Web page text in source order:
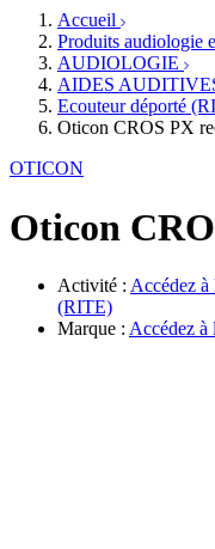
Écoles
Fournisseurs
Associations
Services ORL
Formations et
Organismes /
Produits
Ressources
Accueil
Produits audiologie
AUDIOLOGIE
AIDES
Ecouteur déporté
Oticon CROS PX
OTICON
Oticon
Activité : Accédez à
(RITE)
Marque : Accédez à